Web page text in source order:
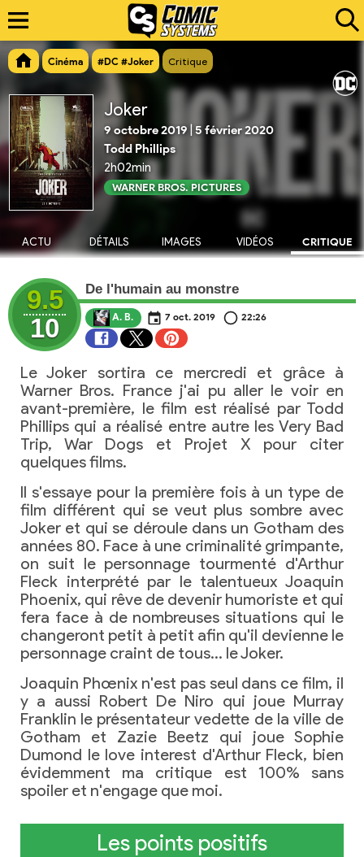
Cinéma #DC #Joker Critique
Joker
9 octobre 2019 5 février 2020
Todd Phillips
2h02min
WARNER BROS. PICTURES
ACTU DÉTAILS IMAGES VIDÉOS CRITIQUE
9.5
10
De l'humain au monstre
A. B. 7 oct. 2019 22:26
Le Joker sortira ce mercredi et grâce à
Warner Bros. France j'ai pu aller le voir en
avant-première, le film est réalisé par Todd
Phillips qui a réalisé entre autre les Very Bad
Trip, War Dogs et Projet X pour citer
quelques films.
Il s'essaye pour la première fois à un type de
film différent qui se veut plus sombre avec
Joker et qui se déroule dans un Gotham des
années 80. Face à une criminalité grimpante,
on suit le personnage tourmenté d'Arthur
Fleck interprété par le talentueux Joaquin
Phoenix, qui rêve de devenir humoriste et qui
fera face à de nombreuses situations qui le
changeront petit à petit afin qu'il devienne le
personnage craint de tous… le Joker.
Joaquin Phœnix n'est pas seul dans ce film, il
y a aussi Robert De Niro qui joue Murray
Franklin le présentateur vedette de la ville de
Gotham et Zazie Beetz qui joue Sophie
Dumond le love interest d'Arthur Fleck, bien
évidemment ma critique est 100% sans
spoiler et n'engage que moi.
Les points positifs